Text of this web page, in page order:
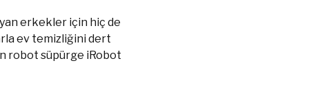
erkekler için hiç de
ev temizliğini dert
robot süpürge iRobot